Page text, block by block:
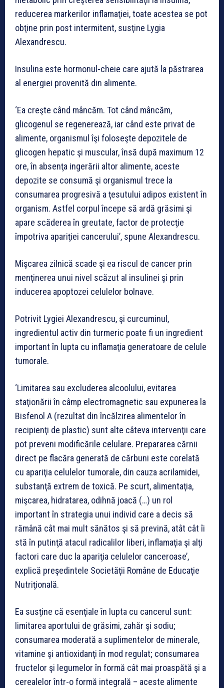
reducerea markerilor inflamaţiei, toate acestea se pot
obţine prin post intermitent, susţine Lygia
Alexandrescu.
Insulina este hormonul-cheie care ajută la păstrarea
al energiei provenită din alimente.
‘Ea creşte când mâncăm. Tot când mâncăm,
glicogenul se regenerează, iar când este privat de
alimente, organismul îşi foloseşte depozitele de
glicogen hepatic şi muscular, însă după maximum 12
ore, în absenţa ingerării altor alimente, aceste
depozite se consumă şi organismul trece la
consumarea progresivă a ţesutului adipos existent în
organism. Astfel corpul începe să ardă grăsimi şi
apare scăderea în greutate, factor de protecţie
împotriva apariţiei cancerului’, spune Alexandrescu.
Mişcarea zilnică scade şi ea riscul de cancer prin
menţinerea unui nivel scăzut al insulinei şi prin
inducerea apoptozei celulelor bolnave.
Potrivit Lygiei Alexandrescu, şi curcuminul,
ingredientul activ din turmeric poate fi un ingredient
important în lupta cu inflamaţia generatoare de celule
tumorale.
‘Limitarea sau excluderea alcoolului, evitarea
staţionării în câmp electromagnetic sau expunerea la
Bisfenol A (rezultat din încălzirea alimentelor în
recipienţi de plastic) sunt alte câteva intervenţii care
pot preveni modificările celulare. Prepararea cărnii
direct pe flacăra generată de cărbuni este corelată
cu apariţia celulelor tumorale, din cauza acrilamidei,
substanţă extrem de toxică. Pe scurt, alimentaţia,
mişcarea, hidratarea, odihnă joacă (…) un rol
important în strategia unui individ care a decis să
rămână cât mai mult sănătos şi să prevină, atât cât îi
stă în putinţă atacul radicalilor liberi, inflamaţia şi alţi
factori care duc la apariţia celulelor canceroase’,
explică preşedintele Societăţii Române de Educaţie
Nutriţională.
Ea susţine că esenţiale în lupta cu cancerul sunt:
limitarea aportului de grăsimi, zahăr şi sodiu;
consumarea moderată a suplimentelor de minerale,
vitamine şi antioxidanţi în mod regulat; consumarea
fructelor şi legumelor în formă cât mai proaspătă şi a
cerealelor într-o formă integrală – aceste alimente